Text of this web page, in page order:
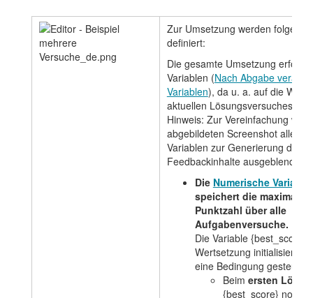
Zur Umsetzung werden
definiert:
Die gesamte Umsetzung erfolgt
Variablen (Nach Abgabe
Variablen), da u. a. auf die
aktuellen Lösungsversuches
Hinweis: Zur Vereinfachung
abgebildeten Screenshot alle
Variablen zur Generierung der
Feedbackinhalte ausgeblendet.
Die Numerische Variable
speichert die maximal
Punktzahl über alle
Aufgabenversuche.
Die Variable {best_score}
Wertsetzung initialisiert
eine Bedingung gesteuert:
Beim ersten
{best_score} noch